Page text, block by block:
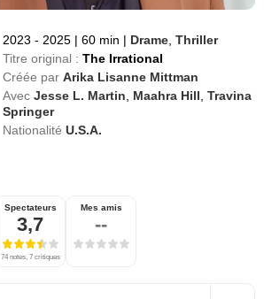
2023 - 2025 | 60 min | Drame ,Thriller
Titre original : The Irrational
Créée par Arika Lisanne Mittman
Avec Jesse L. Martin Maahra Hill ,Travina
Springer
Nationalité U.S.A.
Spectateurs
3,7
74 notes, 7 critiques
Mes amis
--